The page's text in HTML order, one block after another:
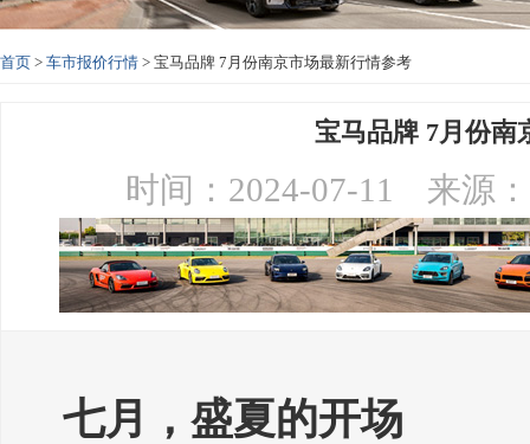
首页 > 车市报价行情 > 宝马品牌 7月份南京市场最新行情参考
宝马品牌 7月份南
时间：2024-07-11 来源
七月，盛夏的开场